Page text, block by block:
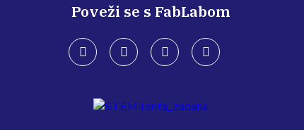
Poveži se s FabLabom